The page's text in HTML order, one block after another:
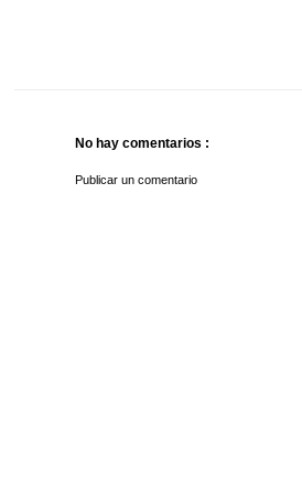
No hay comentarios :
Publicar un comentario